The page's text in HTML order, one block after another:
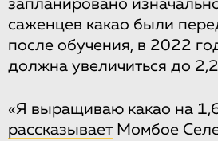
запланировано
саженцев какао были
после обучения, в 2022
должна увеличиться до
«Я выращиваю какао на
рассказывает Момбое